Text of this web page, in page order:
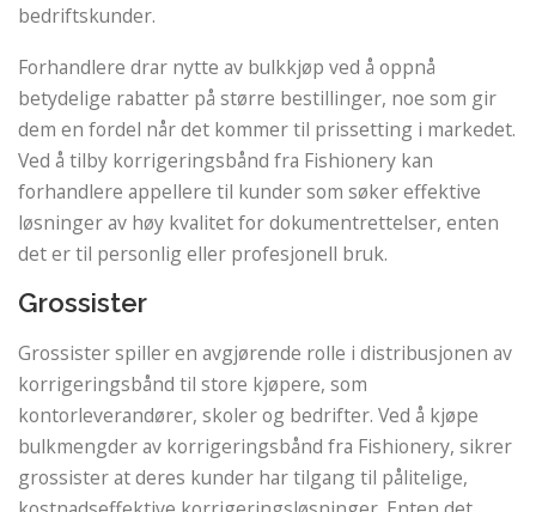
bedriftskunder.
Forhandlere drar nytte av bulkkjøp ved å oppnå
betydelige rabatter på større bestillinger, noe som gir
dem en fordel når det kommer til prissetting i markedet.
Ved å tilby korrigeringsbånd fra Fishionery kan
forhandlere appellere til kunder som søker effektive
løsninger av høy kvalitet for dokumentrettelser, enten
det er til personlig eller profesjonell bruk.
Grossister
Grossister spiller en avgjørende rolle i distribusjonen av
korrigeringsbånd til store kjøpere, som
kontorleverandører, skoler og bedrifter. Ved å kjøpe
bulkmengder av korrigeringsbånd fra Fishionery, sikrer
grossister at deres kunder har tilgang til pålitelige,